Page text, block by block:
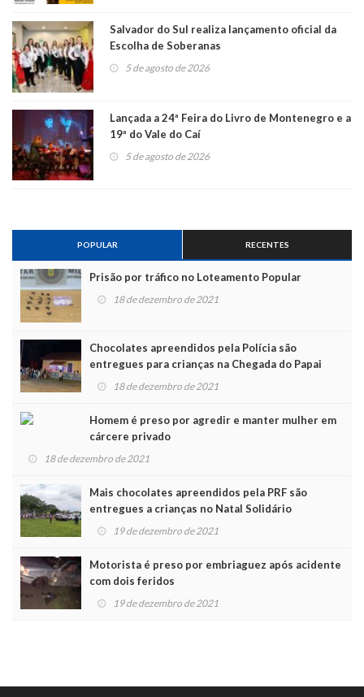
Salvador do Sul realiza lançamento oficial da
Escolha de Soberanas
5 de agosto de 2026
Lançada a 24ª Feira do Livro de Montenegro e a
19ª do Vale do Caí
5 de agosto de 2026
POPULAR RECENTES
Prisão por tráfico no Loteamento Popular
18 de dezembro de 2021
Chocolates apreendidos pela Polícia são
entregues para crianças na Chegada do Papai
Noel
18 de dezembro de 2021
Homem é preso por agredir e manter mulher em
cárcere privado
18 de dezembro de 2021
Mais chocolates apreendidos pela PRF são
entregues a crianças no Natal Solidário
19 de dezembro de 2021
Motorista é preso por embriaguez após acidente
com dois feridos
19 de dezembro de 2021